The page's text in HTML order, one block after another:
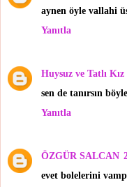
aynen öyle vallahi
Yanıtla
Huysuz ve Tatlı Kız
sen de tanırsın
Yanıtla
ÖZGÜR SALCAN
evet bolelerini